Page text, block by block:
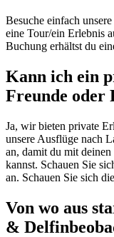
Besuche einfach
eine Tour/ein Erlebnis
Buchung erhältst du
Kann ich ein
Freunde oder
Ja, wir bieten private
unsere Ausflüge nach
an, damit du mit
kannst. Schauen Sie
an. Schauen Sie sich
Von wo aus
&